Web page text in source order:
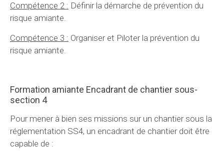
Compétence 2 : Définir la démarche de prévention du
risque amiante.
Compétence 3 : Organiser et Piloter la prévention du
risque amiante.
Formation amiante Encadrant de chantier sous-
section 4
Pour mener à bien ses missions sur un chantier sous la
réglementation SS4, un encadrant de chantier doit être
capable de :